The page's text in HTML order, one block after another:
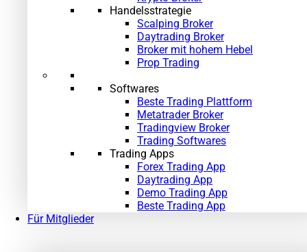
Handelsstrategie
Scalping Broker
Daytrading Broker
Broker mit hohem Hebel
Prop Trading
Softwares
Beste Trading Plattform
Metatrader Broker
Tradingview Broker
Trading Softwares
Trading Apps
Forex Trading App
Daytrading App
Demo Trading App
Beste Trading App
Für Mitglieder